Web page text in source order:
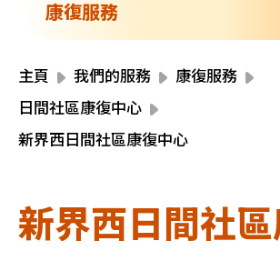
康復服務
主頁 我們的服務
康復服務
日間社區康復中心
新界西日間社區康復中心
新界西日間社
活動報名